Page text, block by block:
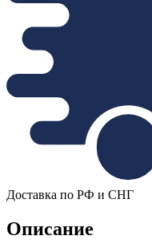
Доставка по РФ и СНГ
Описание